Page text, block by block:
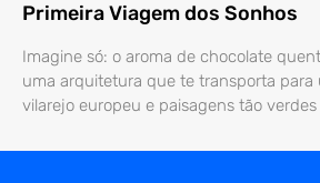
Primeira Viagem dos Sonhos
Imagine só: o aroma de chocolate
uma arquitetura que te transporta para
vilarejo europeu e paisagens tão